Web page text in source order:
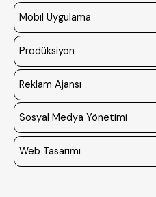
Mobil Uygulama
Prodüksiyon
Reklam Ajansı
Sosyal Medya Yönetimi
Web Tasarımı